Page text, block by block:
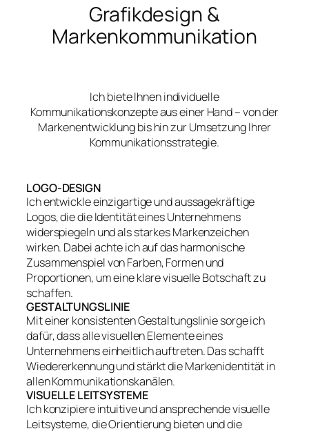
Grafikdesign &
Markenkommunikation
Ich biete Ihnen individuelle
Kommunikationskonzepte aus einer Hand – von der
Markenentwicklung bis hin zur Umsetzung Ihrer
Kommunikationsstrategie.
LOGO-DESIGN
Ich entwickle einzigartige und aussagekräftige
Logos, die die Identität eines Unternehmens
widerspiegeln und als starkes Markenzeichen
wirken. Dabei achte ich auf das harmonische
Zusammenspiel von Farben, Formen und
Proportionen, um eine klare visuelle Botschaft zu
schaffen.
GESTALTUNGSLINIE
Mit einer konsistenten Gestaltungslinie sorge ich
dafür, dass alle visuellen Elemente eines
Unternehmens einheitlich auftreten. Das schafft
Wiedererkennung und stärkt die Markenidentität in
allen Kommunikationskanälen.
VISUELLE LEITSYSTEME
Ich konzipiere intuitive und ansprechende visuelle
Leitsysteme, die Orientierung bieten und die